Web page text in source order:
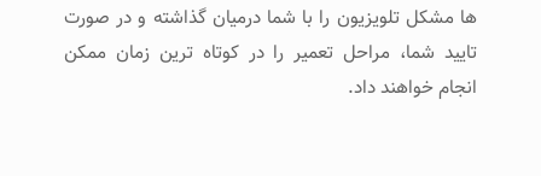
ها مشکل تلویزیون را با شما درمیان گذاشته و در صورت
تایید شما، مراحل تعمیر را در کوتاه ترین زمان ممکن
انجام خواهند داد.